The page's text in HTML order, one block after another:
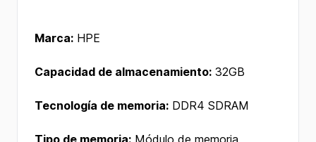
Marca: HPE
Capacidad de almacenamiento: 32GB
Tecnología de memoria: DDR4 SDRAM
Tipo de memoria: Módulo de memoria